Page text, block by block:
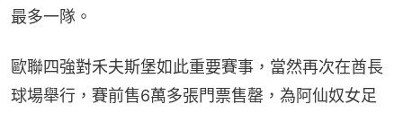
最多一隊。
歐聯四強對禾夫斯堡如此重要賽事，當然再次在酋長
球場舉行，賽前售6萬多張門票售罄，為阿仙奴女足